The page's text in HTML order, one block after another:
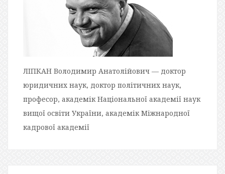
ЛІПКАН Володимир Анатолійович — доктор
юридичних наук, доктор політичних наук,
професор, академік Національної академії наук
вищої освіти України, академік Міжнародної
кадрової академії